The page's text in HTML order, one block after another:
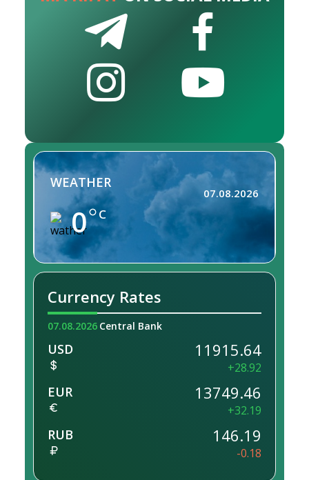
WEATHER
0 C
07.08.2026
Currency Rates
07.08.2026 Central Bank
USD 11915.64
+28.92
EUR 13749.46
+32.19
RUB 146.19
-0.18